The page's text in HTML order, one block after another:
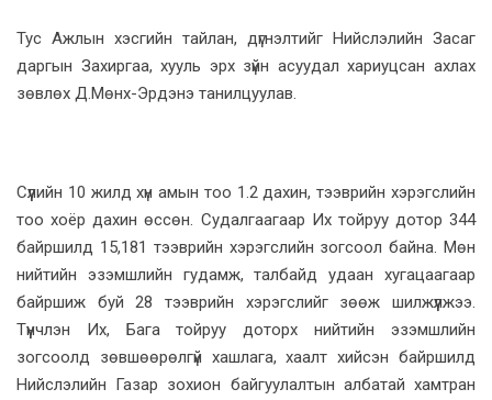
Тус Ажлын хэсгийн тайлан, дүгнэлтийг Нийслэлийн Засаг
даргын Захиргаа, хууль эрх зүйн асуудал хариуцсан ахлах
зөвлөх Д.Мөнх-Эрдэнэ танилцуулав.
Сүүлийн 10 жилд хүн амын тоо 1.2 дахин, тээврийн хэрэгслийн
тоо хоёр дахин өссөн. Судалгаагаар Их тойруу дотор 344
байршилд 15,181 тээврийн хэрэгслийн зогсоол байна. Мөн
нийтийн эзэмшлийн гудамж, талбайд удаан хугацаагаар
байршиж буй 28 тээврийн хэрэгслийг зөөж шилжүүлжээ.
Түүнчлэн Их, Бага тойруу доторх нийтийн эзэмшлийн
зогсоолд зөвшөөрөлгүй хашлага, хаалт хийсэн байршилд
Нийслэлийн Газар зохион байгуулалтын албатай хамтран